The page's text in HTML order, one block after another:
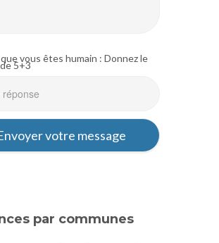
vous êtes humain : Donnez le
5+3
par communes